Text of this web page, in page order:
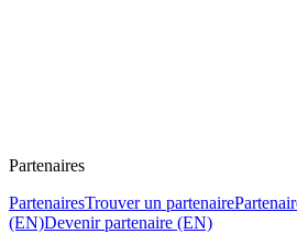
Partenaires
PartenairesTrouver un partenaire
(EN)Devenir partenaire (EN)